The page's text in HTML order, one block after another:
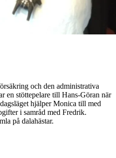
och den administrativa
en stöttepelare till Hans-Göran när
hjälper Monica till med
i samråd med Fredrik.
på dalahästar.